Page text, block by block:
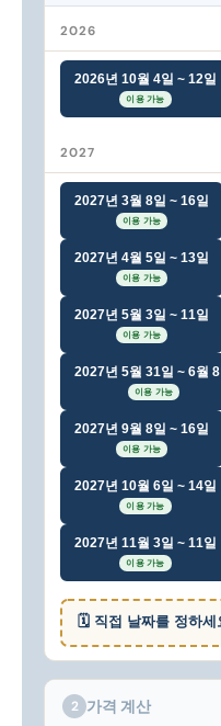
2026
2026년 10월 4일 ~ 12일
이용 가능
2027
2027년 3월 8일 ~ 16일
이용 가능
2027년 4월 5일 ~ 13일
이용 가능
2027년 5월 3일 ~ 11일
이용 가능
2027년 5월 31일 ~ 6월
이용 가능
2027년 9월 8일 ~ 16일
이용 가능
2027년 10월 6일 ~ 14일
이용 가능
2027년 11월 3일 ~ 11일
이용 가능
🗓 직접 날짜를 정하
2 가격 계산